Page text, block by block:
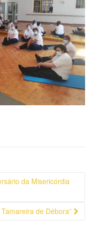
da Misericórdia
de Débora”